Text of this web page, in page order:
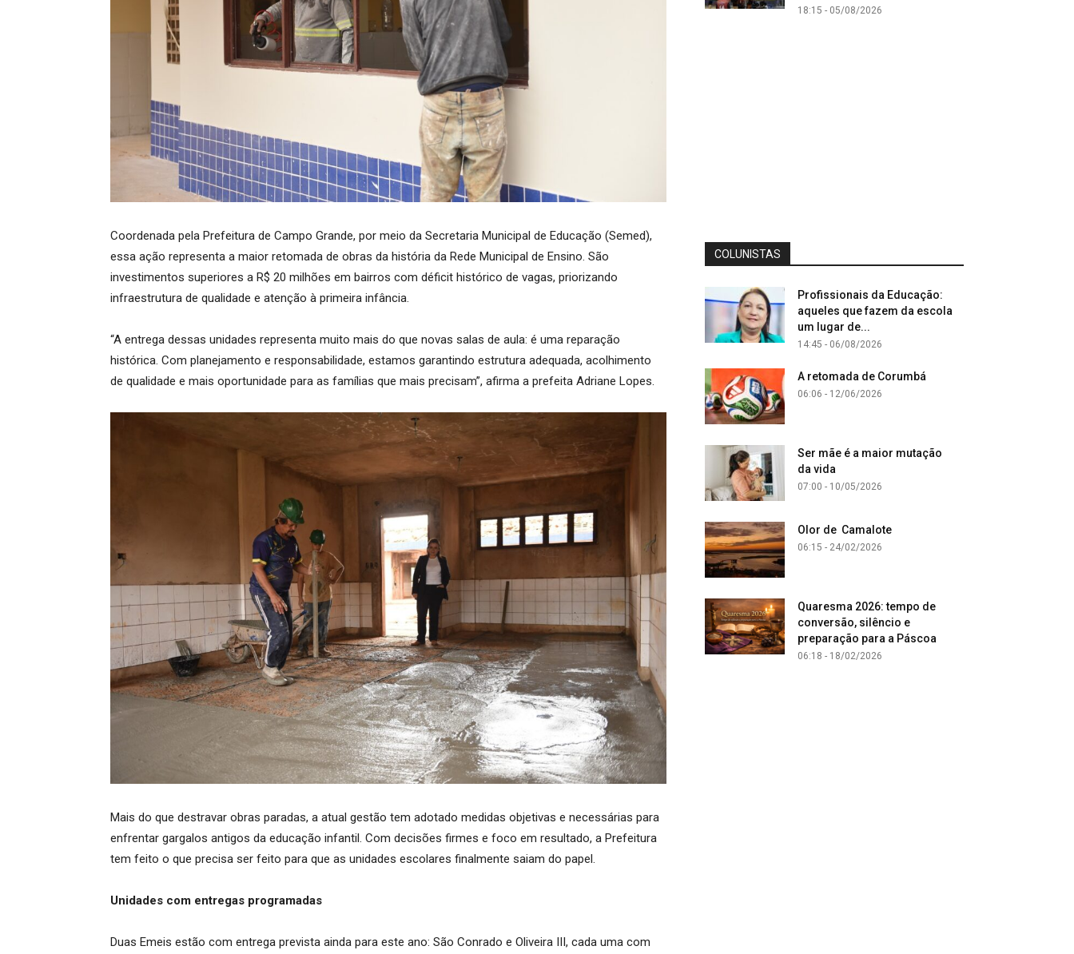
Coordenada pela Prefeitura de Campo Grande, por meio da Secretaria Municipal de Educação (Semed),
essa ação representa a maior retomada de obras da história da Rede Municipal de Ensino. São
investimentos superiores a R$ 20 milhões em bairros com déficit histórico de vagas, priorizando
infraestrutura de qualidade e atenção à primeira infância.
“A entrega dessas unidades representa muito mais do que novas salas de aula: é uma reparação
histórica. Com planejamento e responsabilidade, estamos garantindo estrutura adequada, acolhimento
de qualidade e mais oportunidade para as famílias que mais precisam”, afirma a prefeita Adriane Lopes.
Mais do que destravar obras paradas, a atual gestão tem adotado medidas objetivas e necessárias para
enfrentar gargalos antigos da educação infantil. Com decisões firmes e foco em resultado, a Prefeitura
tem feito o que precisa ser feito para que as unidades escolares finalmente saiam do papel.
Unidades com entregas programadas
Duas Emeis estão com entrega prevista ainda para este ano: São Conrado e Oliveira III, cada uma com
18:15 - 05/08/2026
COLUNISTAS
Profissionais da Educação:
aqueles que fazem da escola
um lugar de...
14:45 - 06/08/2026
A retomada de Corumbá
06:06 - 12/06/2026
Ser mãe é a maior mutação
da vida
07:00 - 10/05/2026
Olor de Camalote
06:15 - 24/02/2026
Quaresma 2026: tempo de
conversão, silêncio e
preparação para a Páscoa
06:18 - 18/02/2026